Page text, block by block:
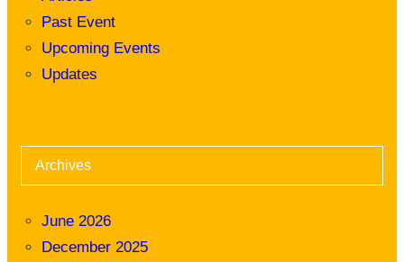
Past Event
Upcoming Events
Updates
Archives
June 2026
December 2025